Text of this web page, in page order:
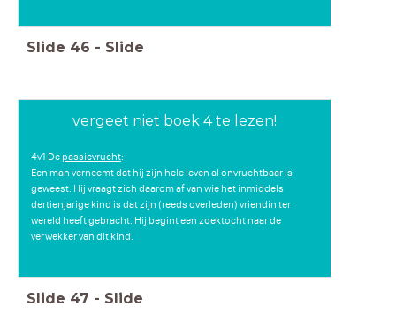
Slide 46 - Slide
vergeet niet boek 4 te lezen!
4v1 De passievrucht:
Een man verneemt dat hij zijn hele leven al onvruchtbaar is
geweest. Hij vraagt zich daarom af van wie het inmiddels
dertienjarige kind is dat zijn (reeds overleden) vriendin ter
wereld heeft gebracht. Hij begint een zoektocht naar de
verwekker van dit kind.
Slide 47 - Slide